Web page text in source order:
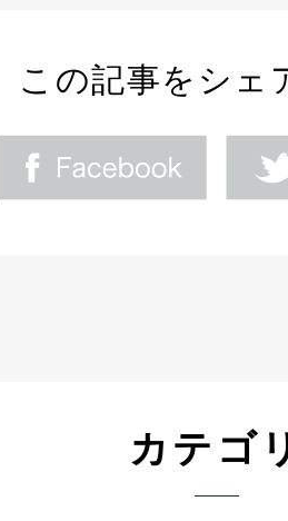
この記事をシェ
カテゴ